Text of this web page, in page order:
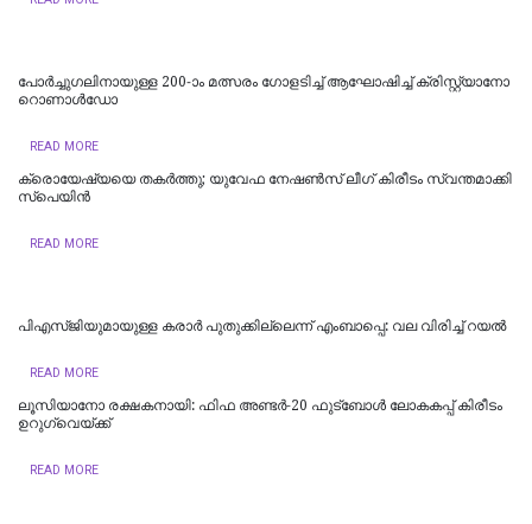
പോ​ർ​ച്ചു​ഗ​ലി​നാ​യു​ള്ള 200-ാം മ​ത്സ​രം ഗോ​ള​ടി​ച്ച് ആ​ഘോ​ഷി​ച്ച് ക്രി​സ്റ്റ്യാ​നോ
റൊ​ണാ​ൾ​ഡോ
READ MORE
ക്രൊ​യേ​ഷ്യ​യെ ത​ക​ർ​ത്തു; യു​വേ​ഫ നേ​ഷ​ണ്‍​സ് ലീ​ഗ് കി​രീ​ടം സ്വ​ന്ത​മാ​ക്കി
സ്പെ​യി​ൻ
READ MORE
പി​എ​സ്ജി​യു​മാ​യു​ള്ള ക​രാ​ർ പു​തു​ക്കി​ല്ലെ​ന്ന് എംബാ​പ്പെ: വല വിരിച്ച് റയൽ
READ MORE
ലൂ​സി​യാ​നോ ര​ക്ഷ​ക​നാ​യി: ഫി​ഫ അ​ണ്ട​ർ-20 ഫു​ട്ബോ​ൾ ലോ​ക​ക​പ്പ് കി​രീ​ടം
ഉ​റു​ഗ്വെ​യ്ക്ക്
READ MORE